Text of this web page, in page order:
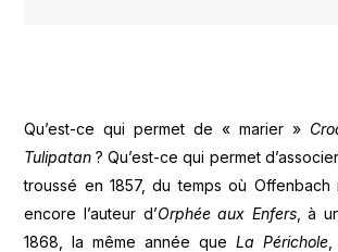
Qu’est-ce qui permet de « marier »
Tulipatan ? Qu’est-ce qui permet
troussé en 1857, du temps où Offenbach
encore l’auteur d’Orphée aux Enfers, à
1868, la même année que La Périchole,